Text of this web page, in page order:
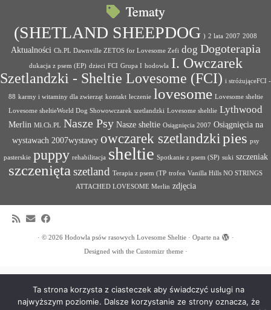
Tematy
(SHETLAND SHEEPDOG ) 2 lata 2007 2008
Aktualności Ch.PL Dawnville ZETOS for Lovesome Zefi dog Dogoterapia
dukacja z psem (EP) dzieci FCI Grupa I hodowla I. Owczarek
Szetlandzki - Sheltie Lovesome (FCI) i stróżująceFCI -
88 karmy i witaminy dla zwierząt kontakt leczenie lovesome Lovesome sheltie
Lovesome sheltieWorld Dog Showowczarek szetlandzki Lovesome sheltlie Lythwood
Merlin Mł.Ch.PL Nasze Psy Nasze sheltie Osiągnięcia 2007 Osiągnięcia na
wystawach 2007wystawy owczarek szetlandzkipies psy
pasterskie puppy rehabilitacja sheltie Spotkanie z psem (SP) suki szczeniak
szczenięta szetland Terapia z psem (TP trofea Vanilla Hills NO STRINGS
ATTACHED LOVESOME Merlin zdjęcia
· © 2026 Hodowla psów rasowych Lovesome Sheltie· Oparte na
·
Designed with the Customizr theme·
Ta strona korzysta z ciasteczek aby świadczyć usługi na
najwyższym poziomie. Dalsze korzystanie ze strony oznacza, że